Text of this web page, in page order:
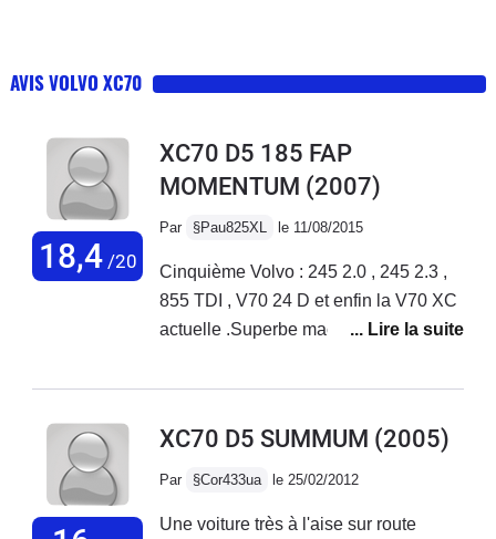
AVIS VOLVO XC70
18,4/20
XC70 D5 185 FAP
MOMENTUM (2007)
Par §Pau825XL le 11/08/2015
Cinquième Volvo : 245 2.0 , 245 2.3 ,
855 TDI , V70 24 D et enfin la V70 XC
actuelle .Superbe machine , dans
sécutité passive et active .Voiture
rayon de braquage enfin correct par
rapport aux V 70 non XC250000 km ,
et 8l/100km.Confort des sièges au top
XC70 D5 SUMMUM (2005)
Par §Cor433ua le 25/02/2012
Une voiture très à l'aise sur route